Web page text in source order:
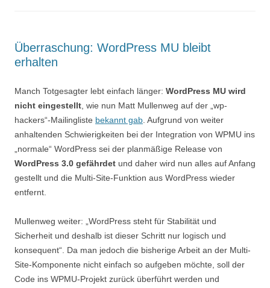
Überraschung: WordPress MU bleibt
erhalten
Manch Totgesagter lebt einfach länger: WordPress MU wird
nicht eingestellt , wie nun Matt Mullenweg auf der „wp-
hackers“-Mailingliste bekannt gab . Aufgrund von weiter
anhaltenden Schwierigkeiten bei der Integration von WPMU ins
„normale“ WordPress sei der planmäßige Release von
WordPress 3.0 gefährdet und daher wird nun alles auf Anfang
gestellt und die Multi-Site-Funktion aus WordPress wieder
entfernt.
Mullenweg weiter: „WordPress steht für Stabilität und
Sicherheit und deshalb ist dieser Schritt nur logisch und
konsequent“. Da man jedoch die bisherige Arbeit an der Multi-
Site-Komponente nicht einfach so aufgeben möchte, soll der
Code ins WPMU-Projekt zurück überführt werden und